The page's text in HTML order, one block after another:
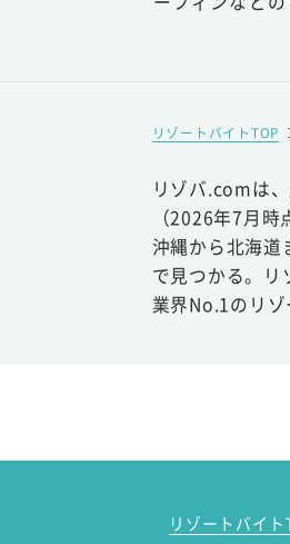
リゾートバイトTOP
リゾバ.comは
（2026年7月
沖縄から北海
で見つかる。
業界No.1のリ
リゾートバイト